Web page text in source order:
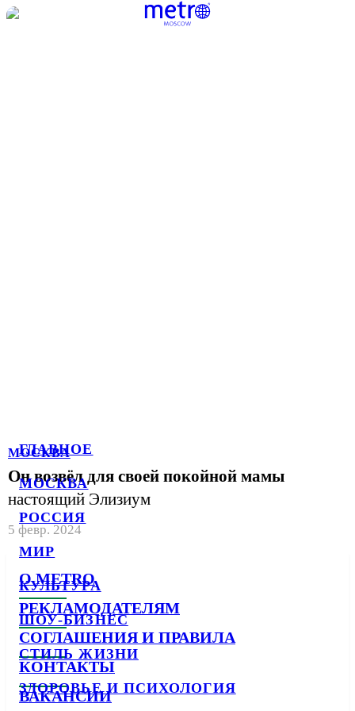
ГЛАВНОЕ
МОСКВА
РОССИЯ
МИР
КУЛЬТУРА
ШОУ-БИЗНЕС
СТИЛЬ ЖИЗНИ
ЗДОРОВЬЕ И ПСИХОЛОГИЯ
МОСКВА
Он возвёл для своей покойной мамы
настоящий Элизиум
5 февр. 2024
О METRO
РЕКЛАМОДАТЕЛЯМ
СОГЛАШЕНИЯ И ПРАВИЛА
КОНТАКТЫ
ВАКАНСИИ